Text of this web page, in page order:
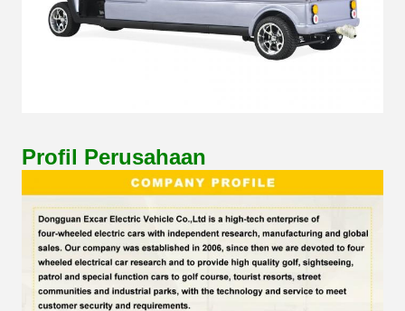
Profil Perusahaan